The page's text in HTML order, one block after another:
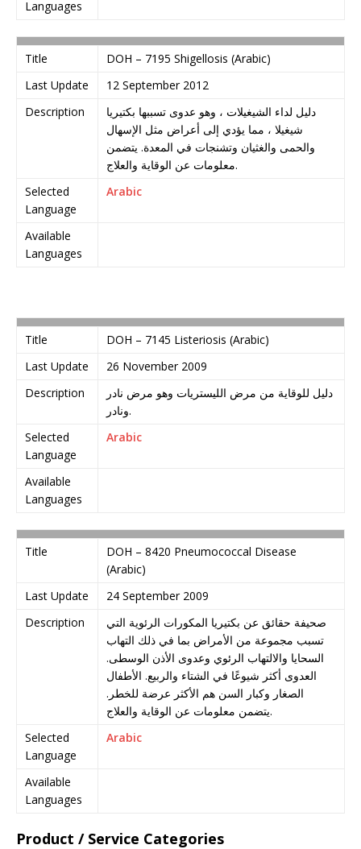
Languages
Title
DOH – 7195 Shigellosis (Arabic)
Last Update
12 September 2012
Description
دليل لداء الشيغيلات ، وهو عدوى تسببها بكتيريا
شيغيلا ، مما يؤدي إلى أعراض مثل الإسهال
والحمى والغثيان وتشنجات في المعدة. يتضمن
معلومات عن الوقاية والعلاج.
Selected
Language
Arabic
Available
Languages
Title
DOH – 7145 Listeriosis (Arabic)
Last Update
26 November 2009
Description
دليل للوقاية من مرض الليستريات وهو مرض نادر
ونادر.
Selected
Language
Arabic
Available
Languages
Title
DOH – 8420 Pneumococcal Disease
(Arabic)
Last Update
24 September 2009
Description
صحيفة حقائق عن بكتيريا المكورات الرئوية التي
تسبب مجموعة من الأمراض بما في ذلك التهاب
السحايا والالتهاب الرئوي وعدوى الأذن الوسطى.
العدوى أكثر شيوعًا في الشتاء والربيع. الأطفال
الصغار وكبار السن هم الأكثر عرضة للخطر.
يتضمن معلومات عن الوقاية والعلاج.
Selected
Language
Arabic
Available
Languages
Product / Service Categories